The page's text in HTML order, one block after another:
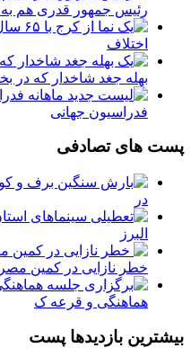
رئیس جمهور قدری هم
اختلاف
بهله جغد شاخدار که در
فدراسیون جهانی
پست های تصادفی
در
البرز
خطر نازایی در کمین
هماهنگی و قرعه ک
بیشترین بازدیدها پست